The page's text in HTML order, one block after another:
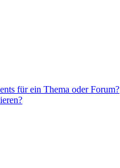
für ein Thema oder Forum?